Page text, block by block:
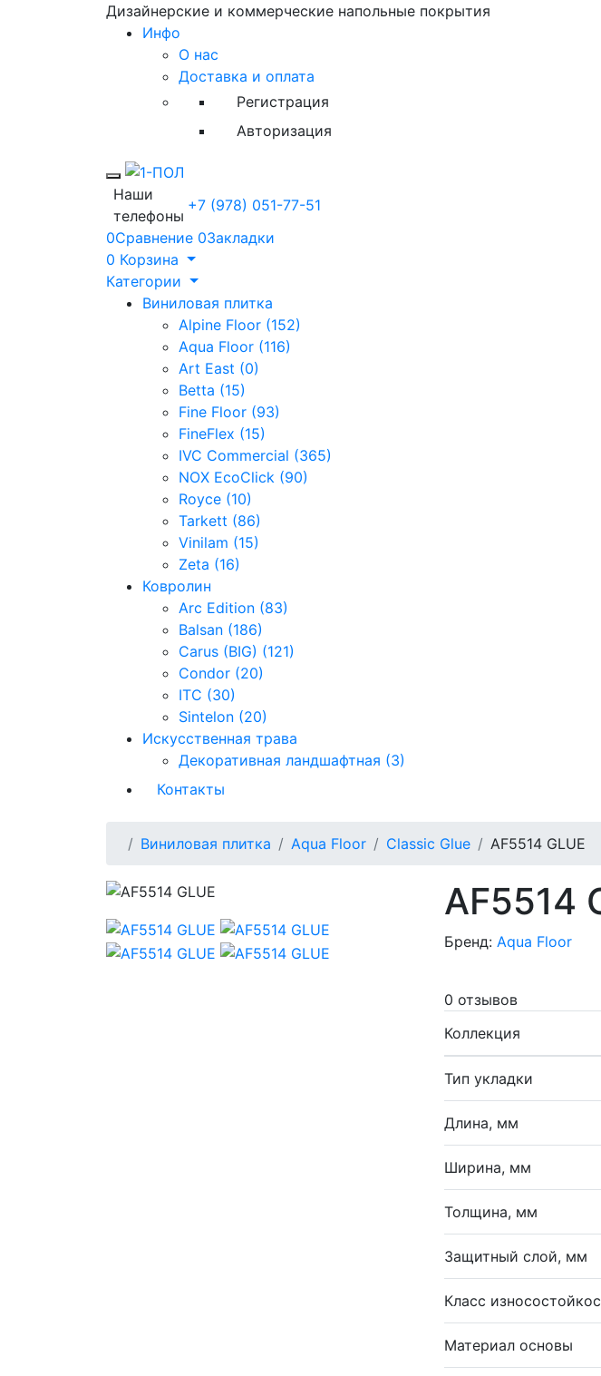
Дизайнерские и коммерческие напольные покрытия
Инфо
О нас
Доставка и оплата
Регистрация
Авторизация
Toggle mobile menu
Наши
телефоны
+7 (978) 051-77-51
0Сравнение 0Закладки
0 Корзина
Категории
Виниловая плитка
Alpine Floor (152)
Aqua Floor (116)
Art East (0)
Betta (15)
Fine Floor (93)
FineFlex (15)
IVC Commercial (365)
NOX EcoClick (90)
Royce (10)
Tarkett (86)
Vinilam (15)
Zeta (16)
Ковролин
Arc Edition (83)
Balsan (186)
Carus (BIG) (121)
Condor (20)
ITC (30)
Sintelon (20)
Искусственная трава
Декоративная ландшафтная (3)
Контакты
Виниловая плитка Aqua Floor Classic Glue AF5514 GLUE
AF5514
Бренд: Aqua Floor
0 отзывов
Коллекция
Тип укладки
Длина, мм
Ширина, мм
Толщина, мм
Защитный слой, мм
Класс
Материал основы